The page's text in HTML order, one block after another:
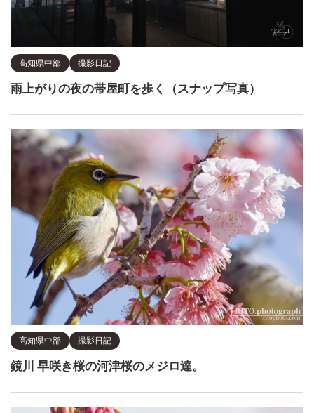
高知県中部 撮影日記
雨上がりの夜の帯屋町を歩く（スナップ写真）
高知県中部 撮影日記
鏡川 早咲き桜の河津桜のメジロ達。